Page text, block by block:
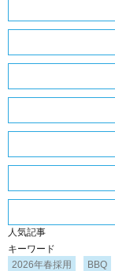
人気記事
キーワード
2026年春採用
BBQ